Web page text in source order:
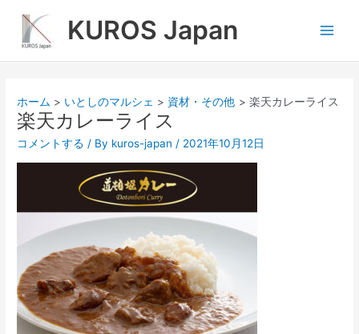
ス
KUROS Japan
ホーム いとしのマルシェ 資材・その他 楽天カレーライス
楽天カレーライス
コメントする / By kuros-japan / 2021年10月12日